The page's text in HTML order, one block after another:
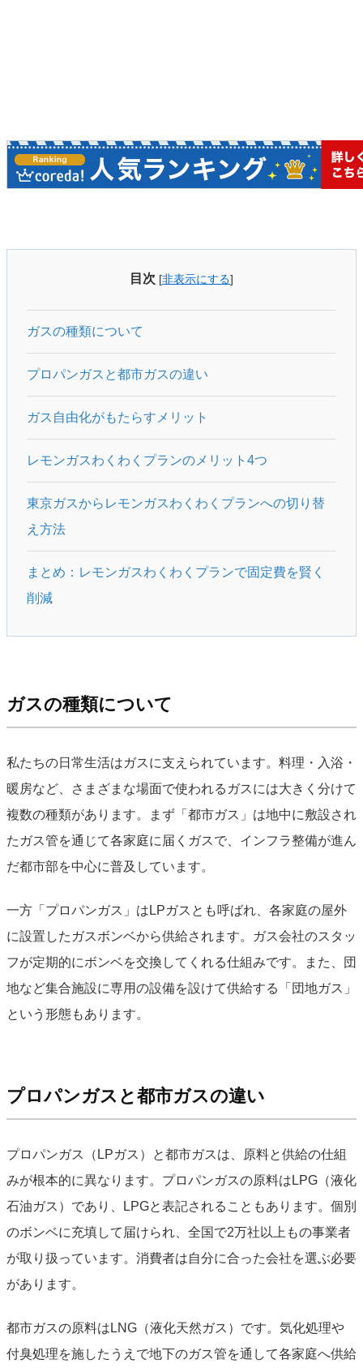
目次 [非表示にする]
ガスの種類について
プロパンガスと都市ガスの違い
ガス自由化がもたらすメリット
レモンガスわくわくプランのメリット4つ
東京ガスからレモンガスわくわくプランへの切り替
え方法
まとめ：レモンガスわくわくプランで固定費を賢く
削減
ガスの種類について
私たちの日常生活はガスに支えられています。料理・入浴・
暖房など、さまざまな場面で使われるガスには大きく分けて
複数の種類があります。まず「都市ガス」は地中に敷設され
たガス管を通じて各家庭に届くガスで、インフラ整備が進ん
だ都市部を中心に普及しています。
一方「プロパンガス」はLPガスとも呼ばれ、各家庭の屋外
に設置したガスボンベから供給されます。ガス会社のスタッ
フが定期的にボンベを交換してくれる仕組みです。また、団
地など集合施設に専用の設備を設けて供給する「団地ガス」
という形態もあります。
プロパンガスと都市ガスの違い
プロパンガス（LPガス）と都市ガスは、原料と供給の仕組
みが根本的に異なります。プロパンガスの原料はLPG（液化
石油ガス）であり、LPGと表記されることもあります。個別
のボンベに充填して届けられ、全国で2万社以上もの事業者
が取り扱っています。消費者は自分に合った会社を選ぶ必要
があります。
都市ガスの原料はLNG（液化天然ガス）です。気化処理や
付臭処理を施したうえで地下のガス管を通して各家庭へ供給